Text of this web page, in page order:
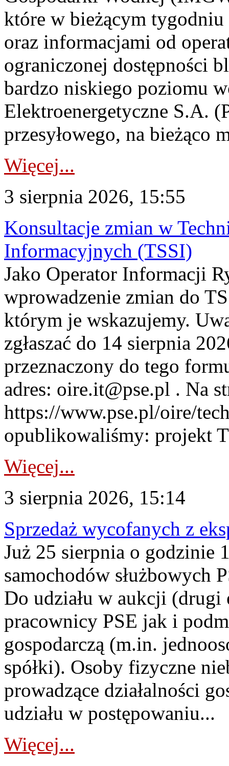
które w bieżącym tygodniu
oraz informacjami od
ograniczonej dostępności
bardzo niskiego poziomu
Elektroenergetyczne S.A.
przesyłowego, na bieżąco
Więcej...
3 sierpnia 2026, 15:55
Konsultacje zmian w
Informacyjnych (TSSI)
Jako Operator Informacji
wprowadzenie zmian do
którym je wskazujemy.
zgłaszać do 14 sierpnia
przeznaczony do tego
adres: oire.it@pse.pl . Na
https://www.pse.pl/oire/
opublikowaliśmy: projekt
Więcej...
3 sierpnia 2026, 15:14
Sprzedaż wycofanych z
Już 25 sierpnia o godzinie
samochodów służbowych
Do udziału w aukcji (drugi
pracownicy PSE jak i
gospodarczą (m.in.
spółki). Osoby fizyczne
prowadzące działalności
udziału w postępowaniu...
Więcej...